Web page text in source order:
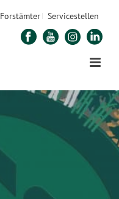
Forstämter Servicestellen